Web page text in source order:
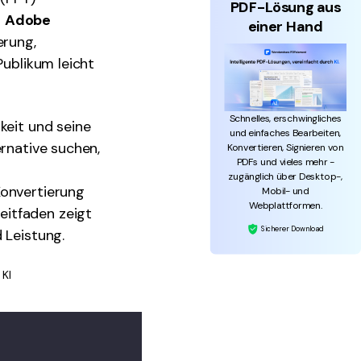
Adobe
leicht
und seine
suchen,
zeigt
Leistung.
PDF-Lösung aus
einer Hand
Schnelles, erschwingliches
und einfaches Bearbeiten,
Konvertieren, Signieren von
PDFs und vieles mehr -
zugänglich über Desktop-,
Mobil- und
Webplattformen.
Sicherer Download